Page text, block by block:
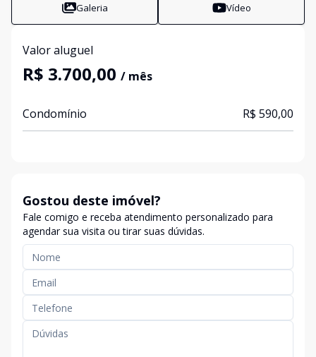
Galeria Vídeo
Valor aluguel
R$ 3.700,00 / mês
Condomínio R$ 590,00
Gostou deste imóvel?
Fale comigo e receba atendimento personalizado para
agendar sua visita ou tirar suas dúvidas.